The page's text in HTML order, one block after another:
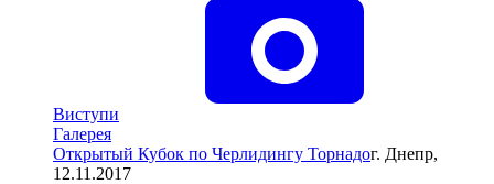
Виступи
Галерея
Открытый Кубок по Черлидингу Торнадог. Днепр,
12.11.2017